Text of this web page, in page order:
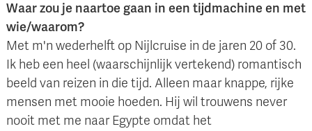
Waar zou je naartoe gaan in een tijdmachine en met
wie/waarom?
Met m'n wederhelft op Nijlcruise in de jaren 20 of 30.
Ik heb een heel (waarschijnlijk vertekend) romantisch
beeld van reizen in die tijd. Alleen maar knappe, rijke
mensen met mooie hoeden. Hij wil trouwens never
nooit met me naar Egypte omdat het